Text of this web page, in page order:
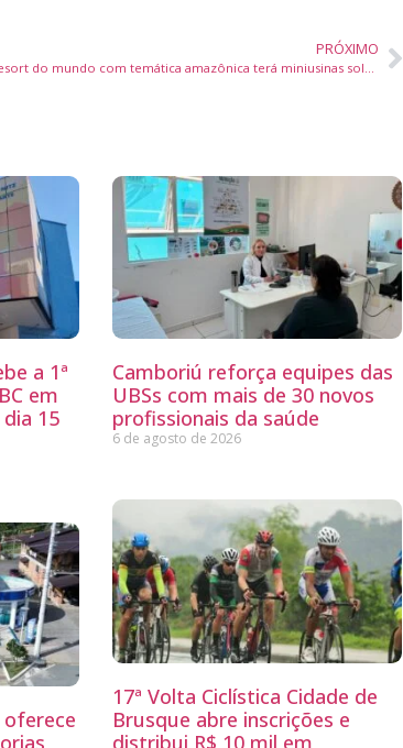
PRÓXIMO
Primeiro resort do mundo com temática amazônica terá miniusinas solares e foco total em sustentabilidade
a 1ª
em
15
Camboriú reforça equipes das
UBSs com mais de 30 novos
profissionais da saúde
6 de agosto de 2026
oferece
17ª Volta Ciclística Cidade de
Brusque abre inscrições e
distribui R$ 10 mil em